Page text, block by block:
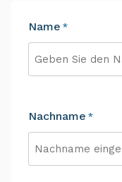
Name *
Nachname *